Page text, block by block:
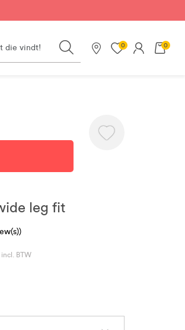
Search
Onze winkels
0 0
leg fit
incl. BTW